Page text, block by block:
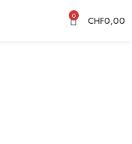
0 CHF0,00